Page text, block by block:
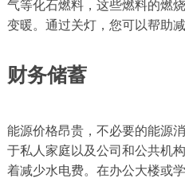
气等化石燃料，这些燃料的燃
变暖。通过关灯，您可以帮助
财务储蓄
能源价格昂贵，不必要的能源
于私人家庭以及公司和公共机
着减少水电费。在办公大楼或